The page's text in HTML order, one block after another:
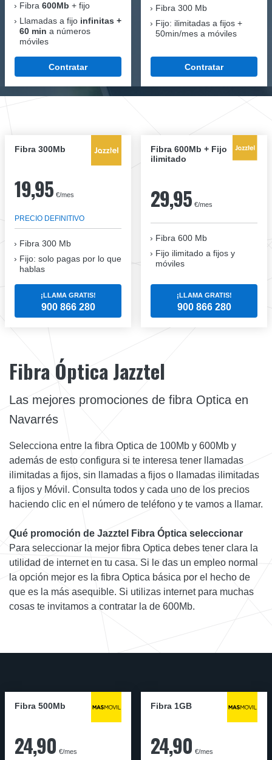
Fibra 600Mb + fijo
Llamadas a fijo infinitas +
60 min a números
móviles
Contratar
Fibra 300 Mb
Fijo: ilimitadas a fijos +
50min/mes a móviles
Contratar
Fibra 300Mb
19,95 €/mes
PRECIO DEFINITIVO
Fibra 300 Mb
Fijo: solo pagas por lo que
hablas
¡LLAMA GRATIS!
900 866 280
Fibra 600Mb + Fijo
ilimitado
29,95 €/mes
Fibra 600 Mb
Fijo ilimitado a fijos y
móviles
¡LLAMA GRATIS!
900 866 280
Fibra Óptica Jazztel
Las mejores promociones de fibra Optica en
Navarrés
Selecciona entre la fibra Optica de 100Mb y 600Mb y
además de esto configura si te interesa tener llamadas
ilimitadas a fijos, sin llamadas a fijos o llamadas ilimitadas
a fijos y Móvil. Consulta todos y cada uno de los precios
haciendo clic en el número de teléfono y te vamos a llamar.
Qué promoción de Jazztel Fibra Óptica seleccionar
Para seleccionar la mejor fibra Optica debes tener clara la
utilidad de internet en tu casa. Si le das un empleo normal
la opción mejor es la fibra Optica básica por el hecho de
que es la más asequible. Si utilizas internet para muchas
cosas te invitamos a contratar la de 600Mb.
Fibra 500Mb
24,90 €/mes
Fibra 1GB
24,90 €/mes